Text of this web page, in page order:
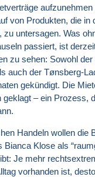
von Produkten, die in
zu untersagen. Was
passiert, ist
zu sehen: Sowohl
auch der Tønsberg-
gekündigt. Die
geklagt – ein Prozess,
Handeln wollen die
Bianca Klose als
Je mehr
vorhanden ist,